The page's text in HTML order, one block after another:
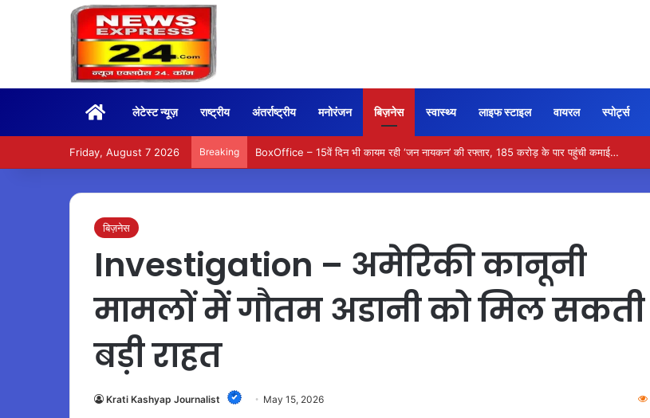
Homeलेटेस्ट न्यूज़ राष्ट्रीय अंतर्राष्ट्रीय मनोरंजन बिज़नेस स्वास्थ्य लाइफ स्टाइल वायरल स्पोर्ट्स
Friday, August 7 2026 Breaking BoxOffice – 15वें दिन भी कायम रही ‘जन नायकन’ की रफ्तार, 185 करोड़ के पार पहुंची कमाई…
बिज़नेस
Investigation – अमेरिकी कानूनी
मामलों में गौतम अडानी को मिल सकती
बड़ी राहत
Krati Kashyap Journalist May 15, 2026